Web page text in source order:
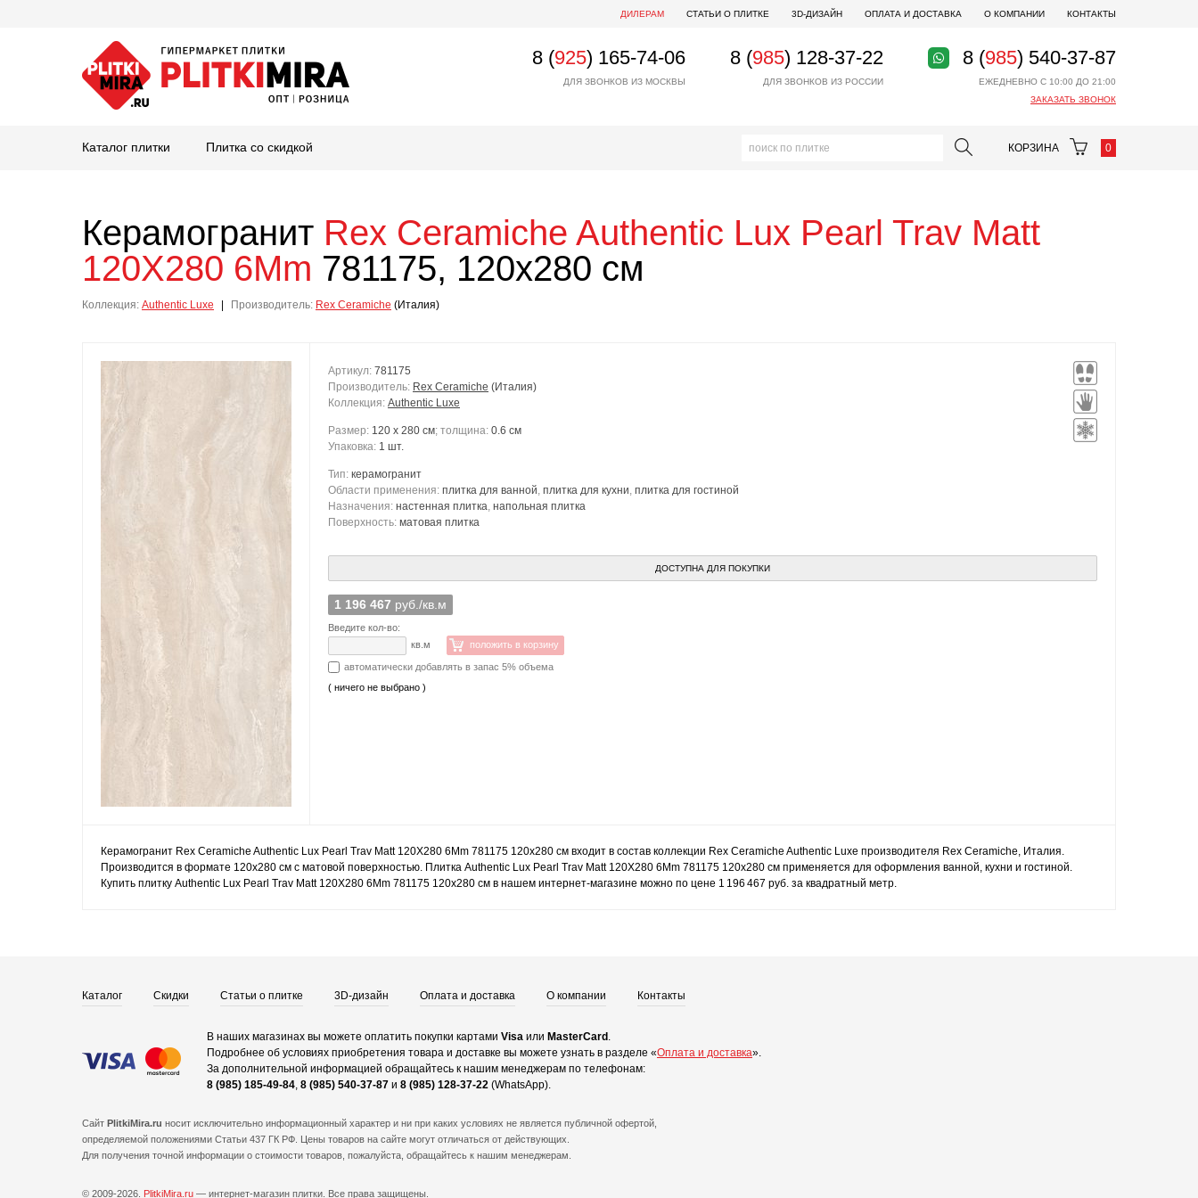
ДИЛЕРАМ СТАТЬИ О ПЛИТКЕ 3D-ДИЗАЙН ОПЛАТА И ДОСТАВКА О КОМПАНИИ КОНТАКТЫ
8 (925) 165-74-06
ДЛЯ ЗВОНКОВ ИЗ МОСКВЫ
8 (985) 128-37-22
ДЛЯ ЗВОНКОВ ИЗ РОССИИ
8 (985) 540-37-87
ЕЖЕДНЕВНО С 10:00 ДО 21:00
ЗАКАЗАТЬ ЗВОНОК
Каталог плитки Плитка со скидкой КОРЗИНА 0
Керамогранит Rex Ceramiche Authentic Lux Pearl Trav Matt
120X280 6Mm 781175, 120x280 см
Коллекция: Authentic Luxe Производитель: Rex Ceramiche (Италия)
Артикул: 781175
Производитель: Rex Ceramiche (Италия)
Коллекция: Authentic Luxe
Размер: 120 x 280 см; толщина: 0.6 см
Упаковка: 1 шт.
Тип: керамогранит
Области применения: плитка для ванной, плитка для кухни, плитка для гостиной
Назначения: настенная плитка, напольная плитка
Поверхность: матовая плитка
ДОСТУПНА ДЛЯ ПОКУПКИ
1 196 467 руб./кв.м
Введите кол-во:
кв.м
положить в корзину
автоматически добавлять в запас 5% объема
( ничего не выбрано )
Керамогранит Rex Ceramiche Authentic Lux Pearl Trav Matt 120X280 6Mm 781175 120x280 см входит в состав коллекции Rex Ceramiche Authentic Luxe производителя Rex Ceramiche, Италия.
Производится в формате 120x280 см с матовой поверхностью. Плитка Authentic Lux Pearl Trav Matt 120X280 6Mm 781175 120x280 см применяется для оформления ванной, кухни и гостиной.
Купить плитку Authentic Lux Pearl Trav Matt 120X280 6Mm 781175 120x280 см в нашем интернет-магазине можно по цене 1 196 467 руб. за квадратный метр.
Каталог Скидки Статьи о плитке 3D-дизайн Оплата и доставка О компании Контакты
В наших магазинах вы можете оплатить покупки картами Visa или MasterCard .
Подробнее об условиях приобретения товара и доставке вы можете узнать в разделе «Оплата и доставка».
За дополнительной информацией обращайтесь к нашим менеджерам по телефонам:
8 (985) 185-49-84, 8 (985) 540-37-87 и 8 (985) 128-37-22 (WhatsApp).
Сайт PlitkiMira.ru носит исключительно информационный характер и ни при каких условиях не является публичной офертой,
определяемой положениями Статьи 437 ГК РФ. Цены товаров на сайте могут отличаться от действующих.
Для получения точной информации о стоимости товаров, пожалуйста, обращайтесь к нашим менеджерам.
© 2009-2026. PlitkiMira.ru — интернет-магазин плитки. Все права защищены.